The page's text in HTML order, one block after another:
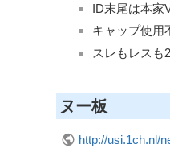
ID末尾は本家
キャップ使用
スレもレスも
ヌー板
http://usi.1ch.nl/